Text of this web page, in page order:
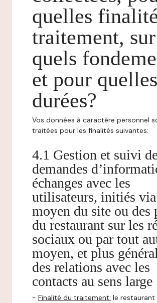
quelles
traitement, sur
quels
et pour quelles
durées?
Vos données à caractère personnel
traitées pour les finalités suivantes:
4.1 Gestion et suivi
demandes
échanges avec les
utilisateurs, initiés via
moyen du site ou des
du restaurant sur les
sociaux ou par tout
moyen, et plus
des relations avec les
contacts au sens large
- Finalité du traitement: le restaurant